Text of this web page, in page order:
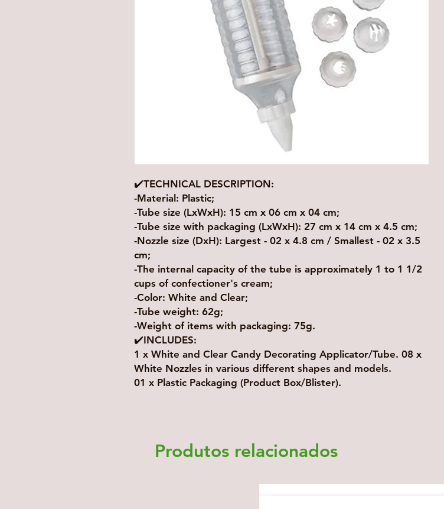
✔️TECHNICAL DESCRIPTION:
-Material: Plastic;
-Tube size (LxWxH): 15 cm x 06 cm x 04 cm;
-Tube size with packaging (LxWxH): 27 cm x 14 cm x 4.5 cm;
-Nozzle size (DxH): Largest - 02 x 4.8 cm / Smallest - 02 x 3.5
cm;
-The internal capacity of the tube is approximately 1 to 1 1/2
cups of confectioner's cream;
-Color: White and Clear;
-Tube weight: 62g;
-Weight of items with packaging: 75g.
✔️INCLUDES:
1 x White and Clear Candy Decorating Applicator/Tube. 08 x
White Nozzles in various different shapes and models.
01 x Plastic Packaging (Product Box/Blister).
Produtos relacionados